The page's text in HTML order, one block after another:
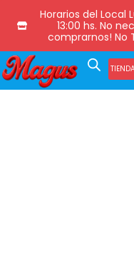
Horarios del Local
13:00 hs. No
comprarnos! No